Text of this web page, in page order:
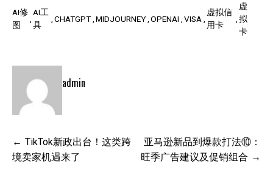
AI修
图
AI工
具
CHATGPT MIDJOURNEY OPENAI VISA
虚拟信
用卡
虚
拟
卡
admin
文
章
TikTok新政出台！这类跨
境卖家机遇来了
亚马逊新品到爆款打法⑩：
旺季广告建议及促销组合